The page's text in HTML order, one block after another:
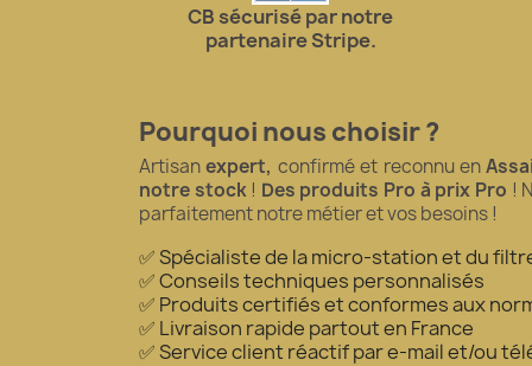
CB sécurisé par notre
partenaire Stripe.
Pourquoi nous choisir ?
Artisanexpert, confirmé et reconnu en
notre stock! Des produits Pro à prix Pro !
parfaitement notre métier et vos besoins !
✅ Spécialiste de la micro-station et du
✅ Conseils techniques personnalisés
✅ Produits certifiés et conformes aux
✅ Livraison rapide partout en France
✅ Service client réactif par e-mail et/ou